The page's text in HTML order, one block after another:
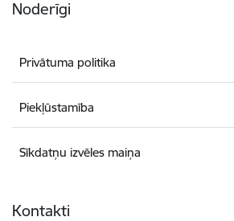
Noderīgi
Privātuma politika
Piekļūstamība
Sīkdatņu izvēles maiņa
Kontakti